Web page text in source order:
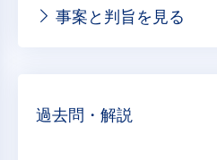
事案と判旨を見る
過去問・解説